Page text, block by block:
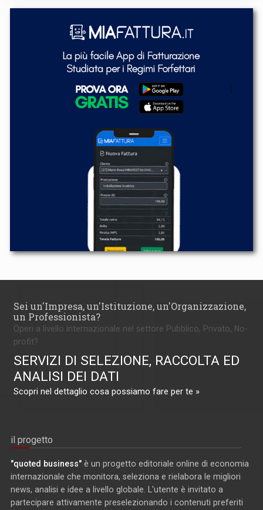
Sei un'Impresa, un'Istituzione, un'Organizzazione,
un Professionista?
Operi a livello internazionale nel settore Pubblico, Privato, No-
profit?
SERVIZI DI SELEZIONE, RACCOLTA ED
ANALISI DEI DATI
Scopri nel dettaglio cosa possiamo fare per te »
il progetto
"quoted business" è un progetto editoriale online di economia
internazionale che monitora, seleziona e rielabora le migliori
news, analisi e idee a livello globale. L'utente è invitato a
partecipare attivamente preselezionando i contenuti preferiti